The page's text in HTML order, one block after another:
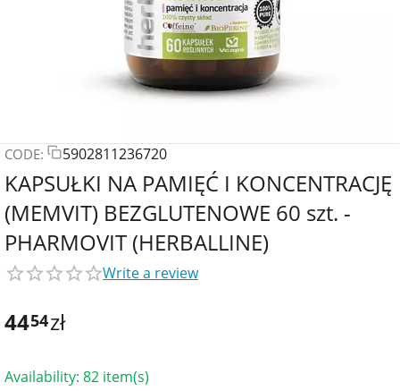
CODE: 5902811236720
KAPSUŁKI NA PAMIĘĆ I KONCENTRACJĘ
(MEMVIT) BEZGLUTENOWE 60 szt. -
PHARMOVIT (HERBALLINE)
Write a review
4454zł
Availability: 82 item(s)